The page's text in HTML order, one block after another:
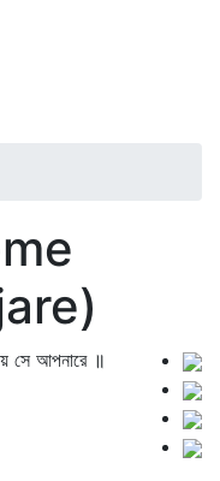
সে আপনারে ॥